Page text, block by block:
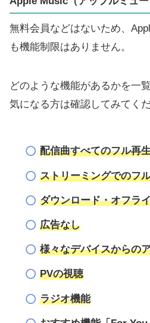
無料会員などはないため、
も機能制限はありません。
どのような機能があるかを一
気になる方は確認してみてくだ
配信曲すべてのフル再
ストリーミングでのフ
ダウンロード・オフラ
広告なし
様々なデバイスからの
PVの視聴
ラジオ機能